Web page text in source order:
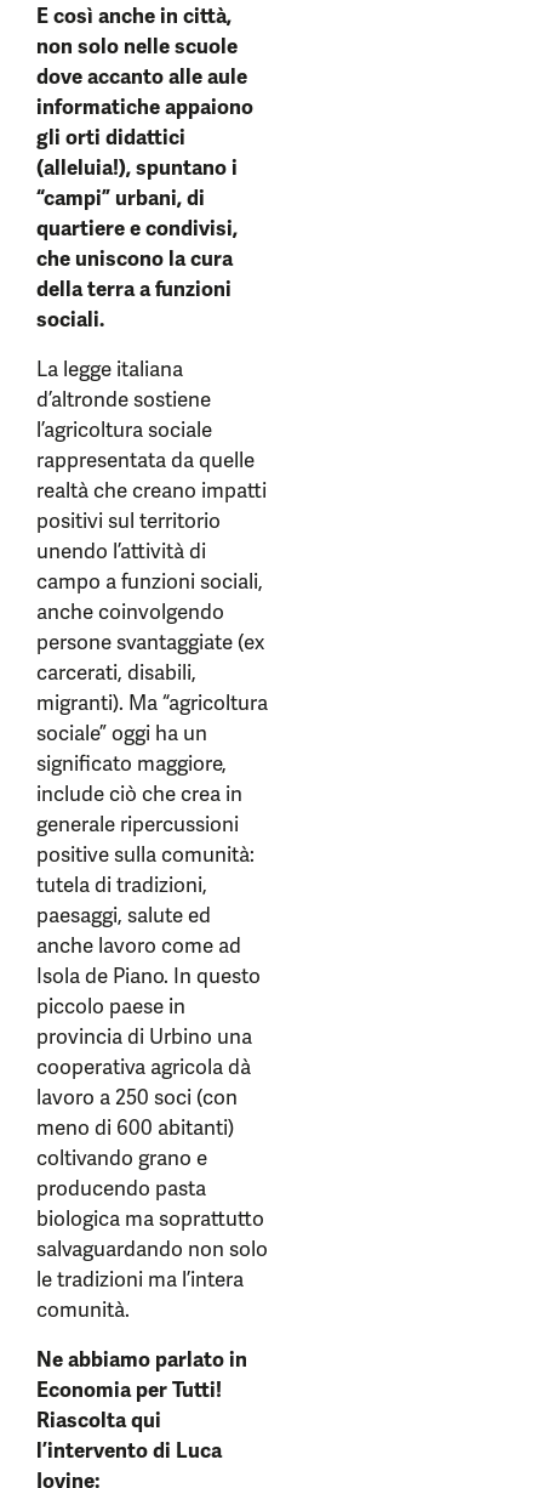
E così anche in città,
non solo nelle scuole
dove accanto alle aule
informatiche appaiono
gli orti didattici
(alleluia!), spuntano i
“campi” urbani, di
quartiere e condivisi,
che uniscono la cura
della terra a funzioni
sociali.
La legge italiana
d’altronde sostiene
l’agricoltura sociale
rappresentata da quelle
realtà che creano impatti
positivi sul territorio
unendo l’attività di
campo a funzioni sociali,
anche coinvolgendo
persone svantaggiate (ex
carcerati, disabili,
migranti). Ma “agricoltura
sociale” oggi ha un
significato maggiore,
include ciò che crea in
generale ripercussioni
positive sulla comunità:
tutela di tradizioni,
paesaggi, salute ed
anche lavoro come ad
Isola de Piano. In questo
piccolo paese in
provincia di Urbino una
cooperativa agricola dà
lavoro a 250 soci (con
meno di 600 abitanti)
coltivando grano e
producendo pasta
biologica ma soprattutto
salvaguardando non solo
le tradizioni ma l’intera
comunità.
Ne abbiamo parlato in
Economia per Tutti!
Riascolta qui
l’intervento di Luca
Iovine: